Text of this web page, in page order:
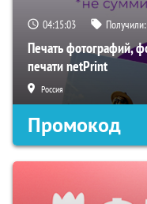
04:15:02 Получили:
Печать фотографий,
печати netPrint
Россия
Промокод